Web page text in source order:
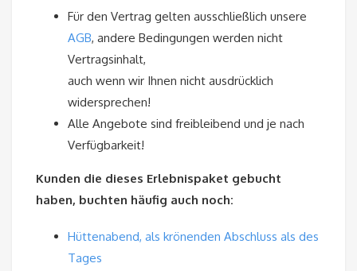
Für den Vertrag gelten ausschließlich unsere
AGB, andere Bedingungen werden nicht
Vertragsinhalt,
auch wenn wir Ihnen nicht ausdrücklich
widersprechen!
Alle Angebote sind freibleibend und je nach
Verfügbarkeit!
Kunden die dieses Erlebnispaket gebucht
haben, buchten häufig auch noch:
Hüttenabend, als krönenden Abschluss als des
Tages